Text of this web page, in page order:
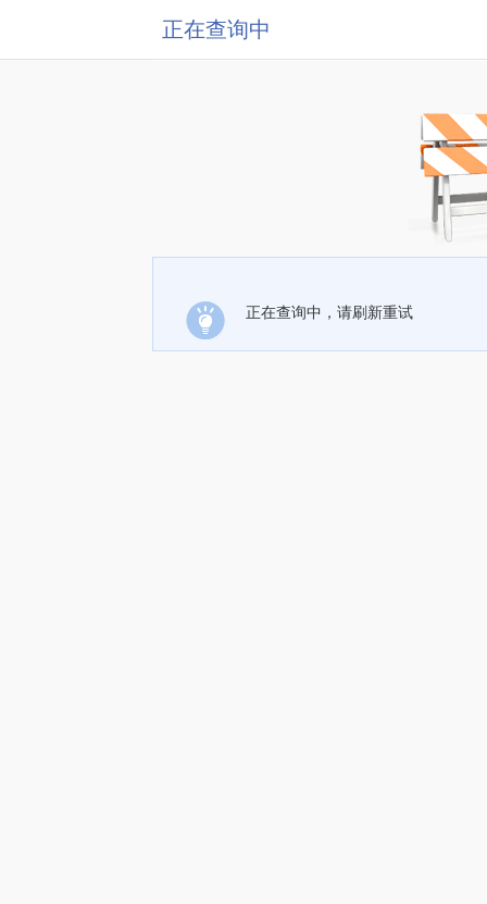
正在查询中
正在查询中，请刷新重试